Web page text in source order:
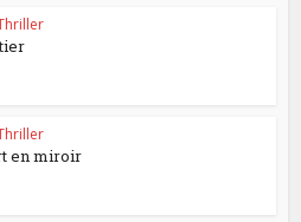
en miroir